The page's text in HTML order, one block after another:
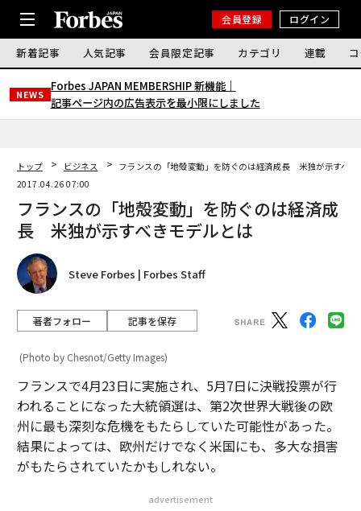
会員登録 ログイン
新着記事 人気記事 会員限定記事 カテゴリ 連載
NEWS
Forbes JAPAN MEMBERSHIP 新機能｜
記事ページ内の広告表示を最小限にしました
トップ ビジネス
フランスの「地殻変動」を防ぐのは経済成長 米独が示すべき
2017.04.26 07:00
フランスの「地殻変動」を防ぐのは経済成
長 米独が示すべきモデルとは
Steve Forbes | Forbes Staff
著者フォロー 記事を保存
(Photo by Chesnot/Getty Images)
フランスで4月23日に実施され、5月7日に決戦投票が行
われることになった大統領選は、第2次世界大戦後の欧
州に最も深刻な危機をもたらしていた可能性があった。
結果によっては、欧州だけでなく米国にも、多大な損害
がもたらされていたかもしれない。
advertisement